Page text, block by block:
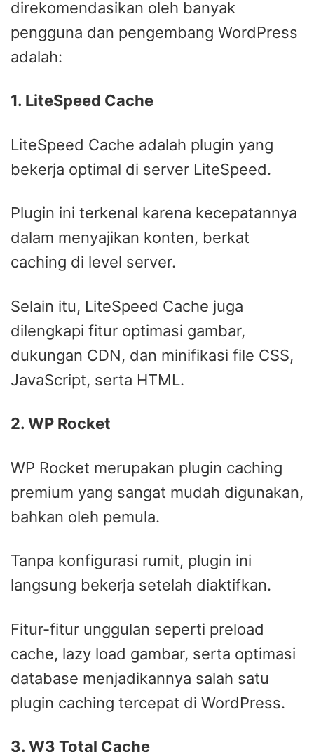
direkomendasikan oleh banyak
pengguna dan pengembang WordPress
adalah:
1. LiteSpeed Cache
LiteSpeed Cache adalah plugin yang
bekerja optimal di server LiteSpeed.
Plugin ini terkenal karena kecepatannya
dalam menyajikan konten, berkat
caching di level server.
Selain itu, LiteSpeed Cache juga
dilengkapi fitur optimasi gambar,
dukungan CDN, dan minifikasi file CSS,
JavaScript, serta HTML.
2. WP Rocket
WP Rocket merupakan plugin caching
premium yang sangat mudah digunakan,
bahkan oleh pemula.
Tanpa konfigurasi rumit, plugin ini
langsung bekerja setelah diaktifkan.
Fitur-fitur unggulan seperti preload
cache, lazy load gambar, serta optimasi
database menjadikannya salah satu
plugin caching tercepat di WordPress.
3. W3 Total Cache